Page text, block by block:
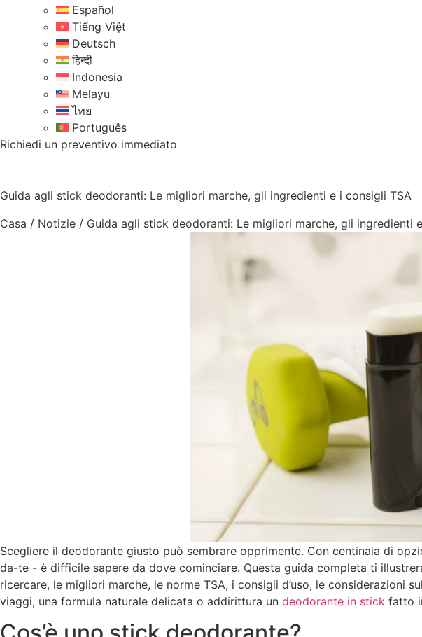
Español
Tiếng Việt
Deutsch
हिन्दी
Indonesia
Melayu
ไทย
Português
Richiedi un preventivo immediato
Guida agli stick deodoranti: Le migliori marche, gli ingredienti e i consigli TSA
Casa / Notizie / Guida agli stick deodoranti: Le migliori marche, gli ingredienti
Scegliere il deodorante giusto può sembrare opprimente. Con centinaia di
da-te - è difficile sapere da dove cominciare. Questa guida completa ti
ricercare, le migliori marche, le norme TSA, i consigli d’uso, le
viaggi, una formula naturale delicata o addirittura un deodorante in stick fatto